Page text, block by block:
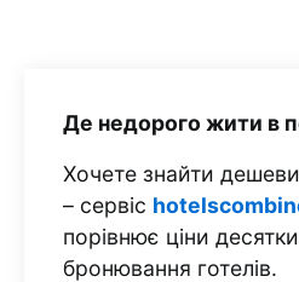
Де недорого жити в
Хочете знайти
– сервіс
порівнює ціни
бронювання готелів.